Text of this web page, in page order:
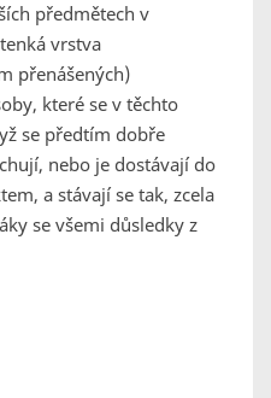
předmětech v
vrstva
přenášených)
které se v těchto
se předtím dobře
nebo je dostávají do
a stávají se tak, zcela
se všemi důsledky z